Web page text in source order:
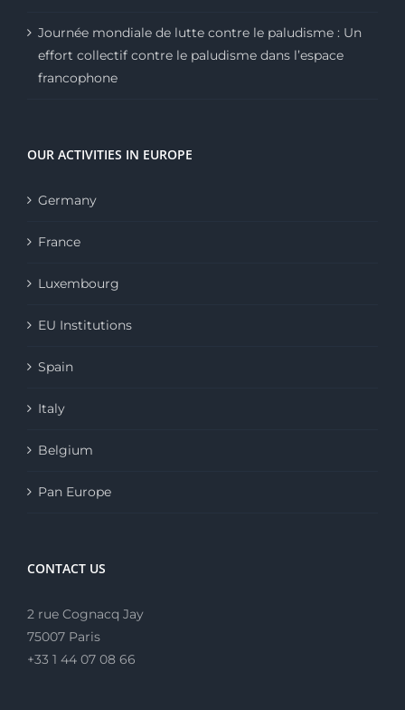
Journée mondiale de lutte contre le paludisme : Un
effort collectif contre le paludisme dans l’espace
francophone
OUR ACTIVITIES IN EUROPE
Germany
France
Luxembourg
EU Institutions
Spain
Italy
Belgium
Pan Europe
CONTACT US
2 rue Cognacq Jay
75007 Paris
+33 1 44 07 08 66